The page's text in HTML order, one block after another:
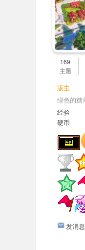
169
主题
版主
绿色的糖
经验
硬币
发消息